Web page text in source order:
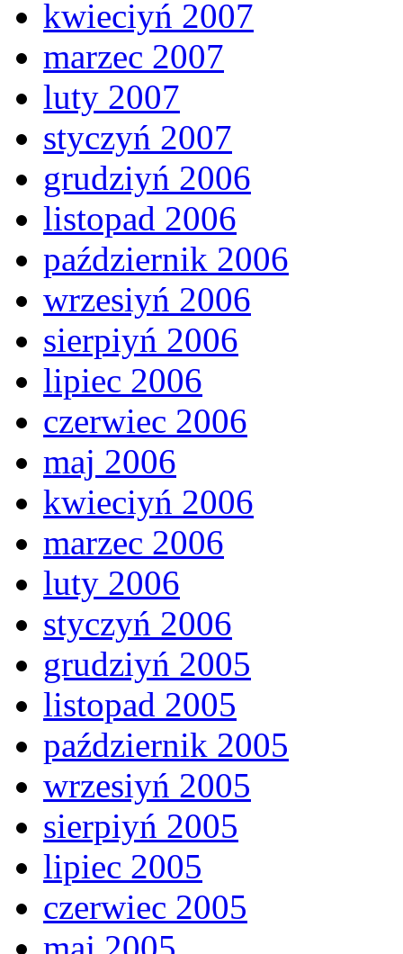
kwieciyń 2007
marzec 2007
luty 2007
styczyń 2007
grudziyń 2006
listopad 2006
październik 2006
wrzesiyń 2006
sierpiyń 2006
lipiec 2006
czerwiec 2006
maj 2006
kwieciyń 2006
marzec 2006
luty 2006
styczyń 2006
grudziyń 2005
listopad 2005
październik 2005
wrzesiyń 2005
sierpiyń 2005
lipiec 2005
czerwiec 2005